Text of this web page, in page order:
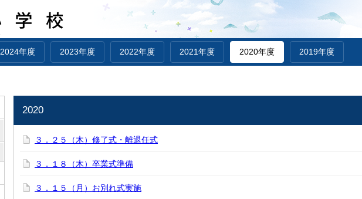
2024年度 2023年度 2022年度 2021年度 2020年度 2019年度
2020
３．２５（木）修了式・離退任式
３．１８（木）卒業式準備
３．１５（月）お別れ式実施